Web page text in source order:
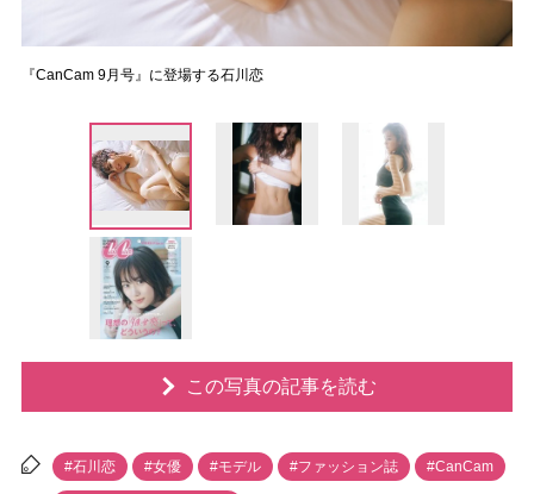
『CanCam 9月号』に登場する石川恋
この写真の記事を読む
#石川恋 #女優 #モデル #ファッション誌 #CanCam